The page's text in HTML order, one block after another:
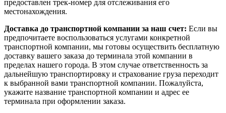
предоставлен трек-номер для отслеживания его
местонахождения.
Доставка до транспортной компании за наш счет: Если вы
предпочитаете воспользоваться услугами конкретной
транспортной компании, мы готовы осуществить бесплатную
доставку вашего заказа до терминала этой компании в
пределах нашего города. В этом случае ответственность за
дальнейшую транспортировку и страхование груза переходит
к выбранной вами транспортной компании. Пожалуйста,
укажите название транспортной компании и адрес ее
терминала при оформлении заказа.